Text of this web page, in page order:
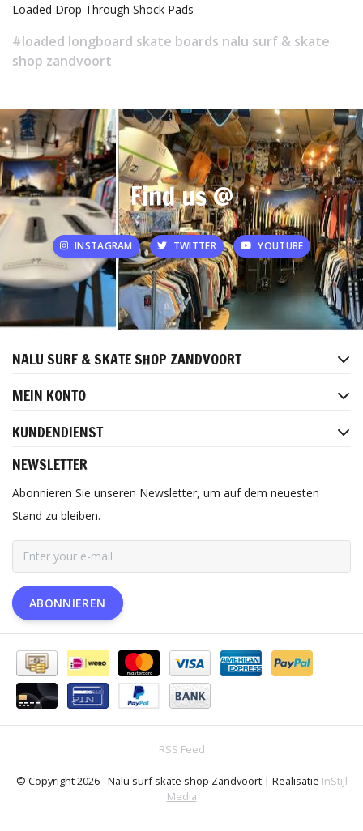
Loaded Drop Through Shock Pads
#loaded longboard skate boards nalu surf & skate
shop zandvoort
Find us @
INSTAGRAM TWITTER YOUTUBE
NALU SURF & SKATE SHOP ZANDVOORT
MEIN KONTO
KUNDENDIENST
NEWSLETTER
Abonnieren Sie unseren Newsletter, um auf dem neuesten
Stand zu bleiben.
ABONNIEREN
RSS Feed
© Copyright 2026 - Nalu surf skate shop Zandvoort | Realisatie InStijl
Media